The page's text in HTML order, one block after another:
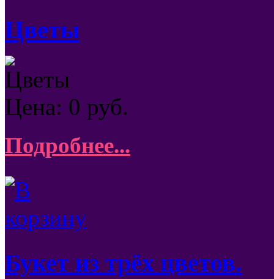
Цветы
Цветы
Цена: 0 руб.
Подробнее...
Букет из трёх цветов.